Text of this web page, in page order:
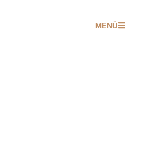
MENÜ